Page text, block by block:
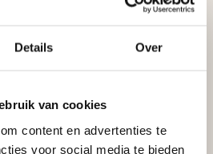
Details Over
van cookies
content en advertenties te
voor social media te bieden